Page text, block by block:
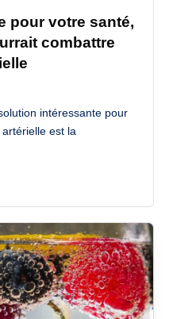
pour votre santé,
combattre
intéressante pour
est la